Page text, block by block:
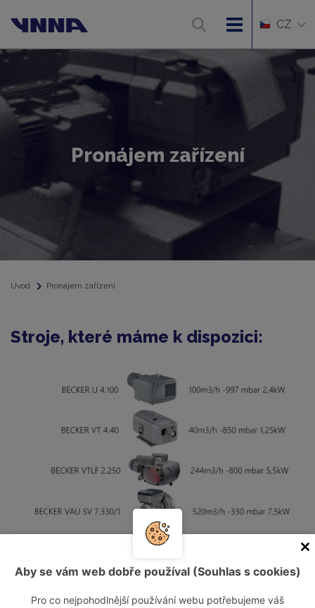
CZ
Pronájem zařízení
Úvod Pronájem zařízení
Stroje, které máme k dispozici:
Naše služby:
odpovědnost za návrh vhodného zařízení
Aby se vám web dobře používal (Souhlas s cookies)
Pro co nejpohodlnější používání webu potřebujeme váš